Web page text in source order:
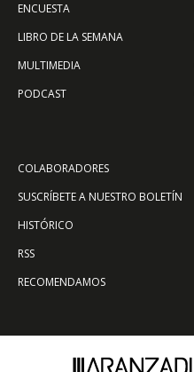
ENCUESTA
LIBRO DE LA SEMANA
MULTIMEDIA
PODCAST
COLABORADORES
SUSCRÍBETE A NUESTRO BOLETÍN
HISTÓRICO
RSS
RECOMENDAMOS